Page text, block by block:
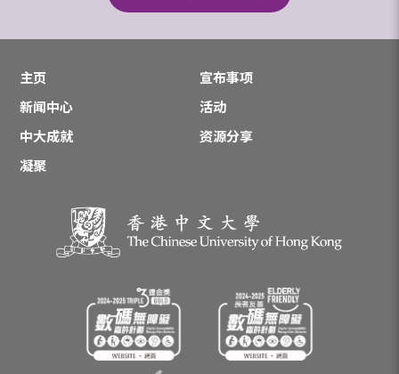
主页
宣布事项
新闻中心
活动
中大成就
资源分享
凝聚